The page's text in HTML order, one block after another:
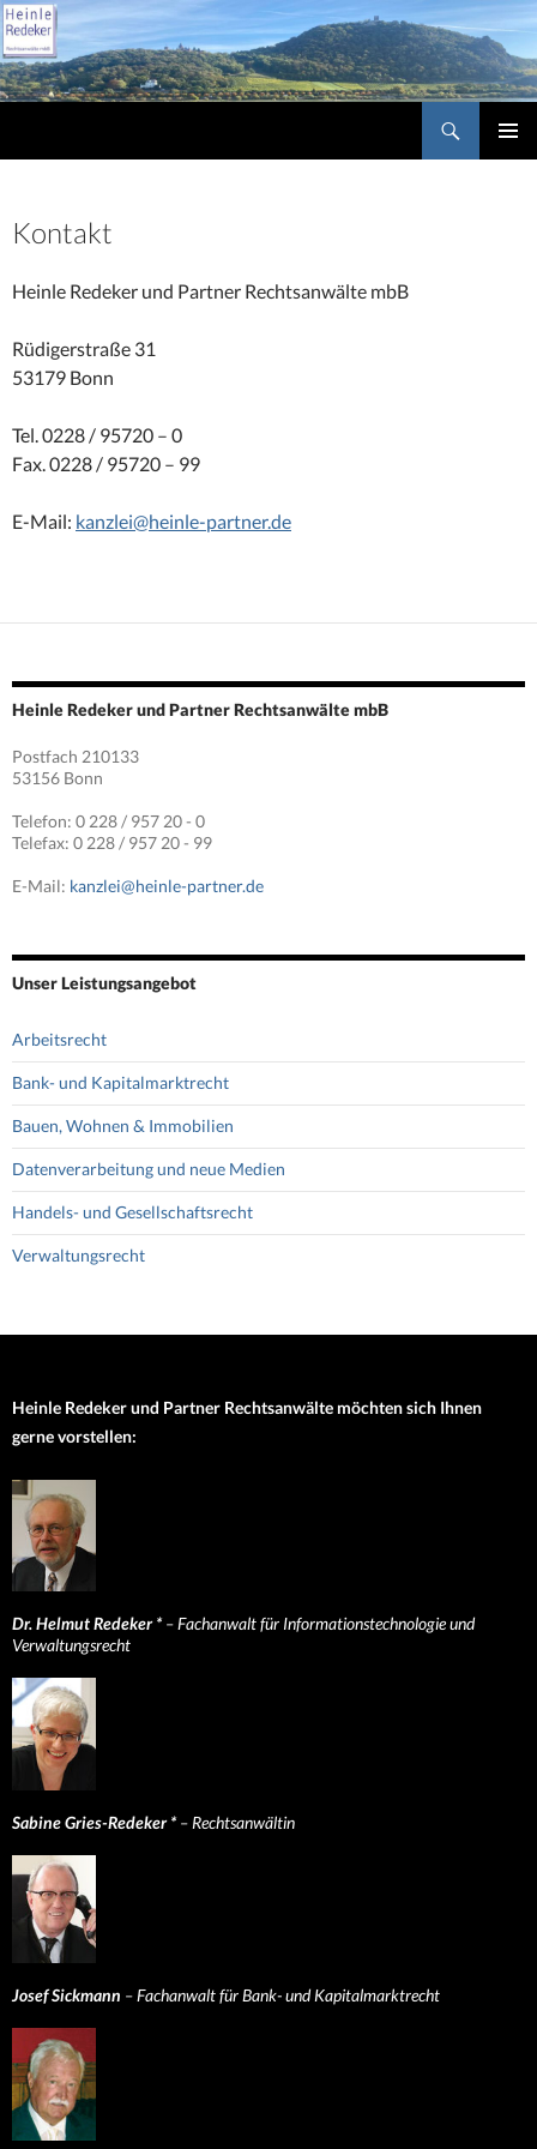
Heinle Redeker und Partner Rechtsanwälte mbB
Kontakt
Heinle Redeker und Partner Rechtsanwälte mbB
Rüdigerstraße 31
53179 Bonn
Tel. 0228 / 95720 – 0
Fax. 0228 / 95720 – 99
E-Mail: kanzlei@heinle-partner.de
Heinle Redeker und Partner Rechtsanwälte mbB
Postfach 210133
53156 Bonn
Telefon: 0 228 / 957 20 - 0
Telefax: 0 228 / 957 20 - 99
E-Mail: kanzlei@heinle-partner.de
Unser Leistungsangebot
Arbeitsrecht
Bank- und Kapitalmarktrecht
Bauen, Wohnen & Immobilien
Datenverarbeitung und neue Medien
Handels- und Gesellschaftsrecht
Verwaltungsrecht
Heinle Redeker und Partner Rechtsanwälte möchten sich Ihnen
gerne vorstellen:
Dr. Helmut Redeker *– Fachanwalt für Informationstechnologie und
Verwaltungsrecht
Sabine Gries-Redeker *– Rechtsanwältin
Josef Sickmann – Fachanwalt für Bank- und Kapitalmarktrecht